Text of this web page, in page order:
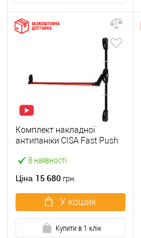
В наявності
Комплект накладної
антипаніки CISA Fast Push
точковий вверх-вниз
Ціна 15 680 грн.
У кошик
Купити в 1 клік